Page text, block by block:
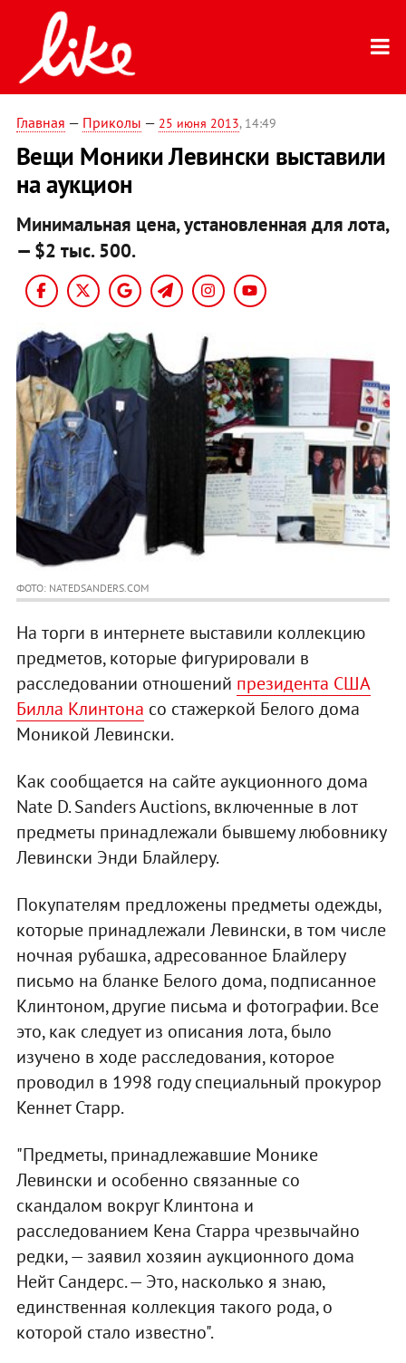
Главная — Приколы — 25 июня 2013, 14:49
Вещи Моники Левински выставили
на аукцион
Минимальная цена, установленная для лота,
— $2 тыс. 500.
ФОТО: NATEDSANDERS.COM
На торги в интернете выставили коллекцию
предметов, которые фигурировали в
расследовании отношений президента США
Билла Клинтона со стажеркой Белого дома
Моникой Левински.
Как сообщается на сайте аукционного дома
Nate D. Sanders Auctions, включенные в лот
предметы принадлежали бывшему любовнику
Левински Энди Блайлеру.
Покупателям предложены предметы одежды,
которые принадлежали Левински, в том числе
ночная рубашка, адресованное Блайлеру
письмо на бланке Белого дома, подписанное
Клинтоном, другие письма и фотографии. Все
это, как следует из описания лота, было
изучено в ходе расследования, которое
проводил в 1998 году специальный прокурор
Кеннет Старр.
"Предметы, принадлежавшие Монике
Левински и особенно связанные со
скандалом вокруг Клинтона и
расследованием Кена Старра чрезвычайно
редки, — заявил хозяин аукционного дома
Нейт Сандерс. — Это, насколько я знаю,
единственная коллекция такого рода, о
которой стало известно".